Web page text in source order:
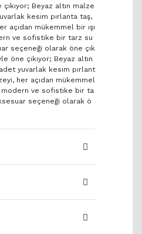
Beyaz altın malze
kesim pırlanta taş,
açıdan mükemmel bir ışı
ve sofistike bir tarz su
seçeneği olarak öne çık
öne çıkıyor; Beyaz altın
adet yuvarlak kesim pırlant
her açıdan mükemmel
modern ve sofistike bir ta
seçeneği olarak ö